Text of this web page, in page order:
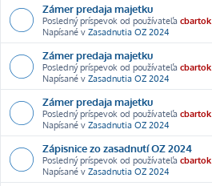
Zámer predaja majetku
Posledný príspevok od používateľa cbartok
Napísané v Zasadnutia OZ 2024
Zámer predaja majetku
Posledný príspevok od používateľa cbartok
Napísané v Zasadnutia OZ 2024
Zámer predaja majetku
Posledný príspevok od používateľa cbartok
Napísané v Zasadnutia OZ 2024
Zápisnice zo zasadnutí OZ 2024
Posledný príspevok od používateľa cbartok
Napísané v Zasadnutia OZ 2024